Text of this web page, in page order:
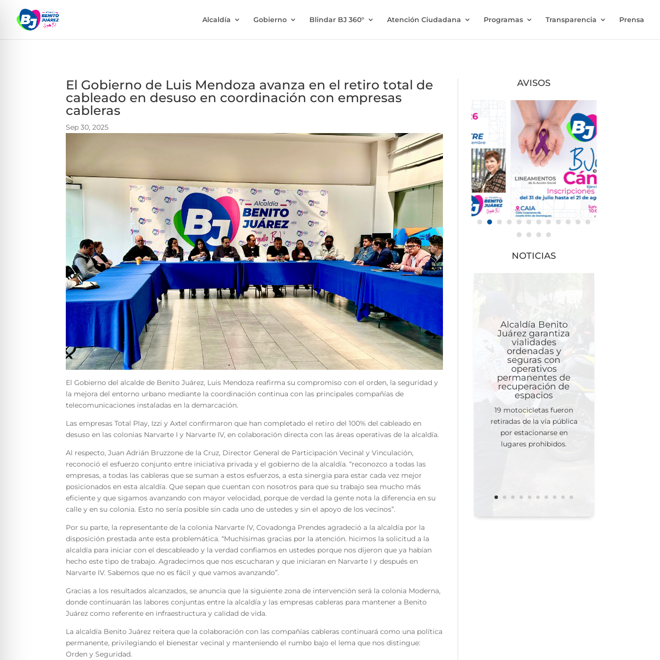
Alcaldía Gobierno Blindar BJ 360° Atención Ciudadana Programas Transparencia Prensa
El Gobierno de Luis Mendoza avanza en el retiro total de
cableado en desuso en coordinación con empresas
cableras
Sep 30, 2025
El Gobierno del alcalde de Benito Juárez, Luis Mendoza reafirma su compromiso con el orden, la seguridad y
la mejora del entorno urbano mediante la coordinación continua con las principales compañías de
telecomunicaciones instaladas en la demarcación.
Las empresas Total Play, Izzi y Axtel confirmaron que han completado el retiro del 100% del cableado en
desuso en las colonias Narvarte I y Narvarte IV, en colaboración directa con las áreas operativas de la alcaldía.
Al respecto, Juan Adrián Bruzzone de la Cruz, Director General de Participación Vecinal y Vinculación,
reconoció el esfuerzo conjunto entre iniciativa privada y el gobierno de la alcaldía. “reconozco a todas las
empresas, a todas las cableras que se suman a estos esfuerzos, a esta sinergia para estar cada vez mejor
posicionados en esta alcaldía. Que sepan que cuentan con nosotros para que su trabajo sea mucho más
eficiente y que sigamos avanzando con mayor velocidad, porque de verdad la gente nota la diferencia en su
calle y en su colonia. Esto no sería posible sin cada uno de ustedes y sin el apoyo de los vecinos”.
Por su parte, la representante de la colonia Narvarte IV, Covadonga Prendes agradeció a la alcaldía por la
disposición prestada ante esta problemática. “Muchísimas gracias por la atención. hicimos la solicitud a la
alcaldía para iniciar con el descableado y la verdad confiamos en ustedes porque nos dijeron que ya habían
hecho este tipo de trabajo. Agradecimos que nos escucharan y que iniciaran en Narvarte I y después en
Narvarte IV. Sabemos que no es fácil y que vamos avanzando”.
Gracias a los resultados alcanzados, se anuncia que la siguiente zona de intervención será la colonia Moderna,
donde continuarán las labores conjuntas entre la alcaldía y las empresas cableras para mantener a Benito
Juárez como referente en infraestructura y calidad de vida.
La alcaldía Benito Juárez reitera que la colaboración con las compañías cableras continuará como una política
permanente, privilegiando el bienestar vecinal y manteniendo el rumbo bajo el lema que nos distingue:
Orden y Seguridad.
AVISOS
NOTICIAS
Alcaldía Benito
Juárez garantiza
vialidades
ordenadas y
seguras con
operativos
permanentes de
recuperación de
espacios
19 motocicletas fueron
retiradas de la vía pública
por estacionarse en
lugares prohibidos.